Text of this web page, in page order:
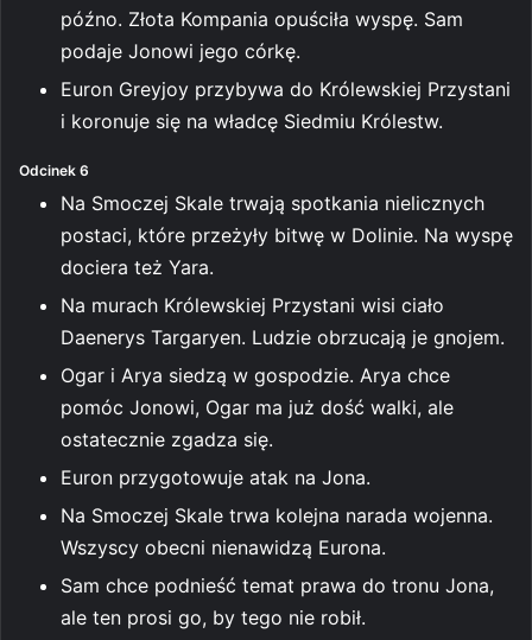
późno. Złota Kompania opuściła wyspę. Sam
podaje Jonowi jego córkę.
Euron Greyjoy przybywa do Królewskiej Przystani
i koronuje się na władcę Siedmiu Królestw.
Odcinek 6
Na Smoczej Skale trwają spotkania nielicznych
postaci, które przeżyły bitwę w Dolinie. Na wyspę
dociera też Yara.
Na murach Królewskiej Przystani wisi ciało
Daenerys Targaryen. Ludzie obrzucają je gnojem.
Ogar i Arya siedzą w gospodzie. Arya chce
pomóc Jonowi, Ogar ma już dość walki, ale
ostatecznie zgadza się.
Euron przygotowuje atak na Jona.
Na Smoczej Skale trwa kolejna narada wojenna.
Wszyscy obecni nienawidzą Eurona.
Sam chce podnieść temat prawa do tronu Jona,
ale ten prosi go, by tego nie robił.